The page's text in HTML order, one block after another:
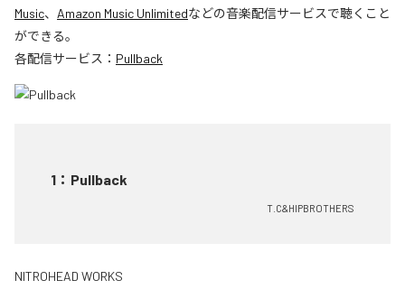
Music、 Amazon Music Unlimitedなどの音楽配信サービスで聴くこと
ができる。
各配信サービス： Pullback
1 ： Pullback
T.C&HIPBROTHERS
NITROHEAD WORKS